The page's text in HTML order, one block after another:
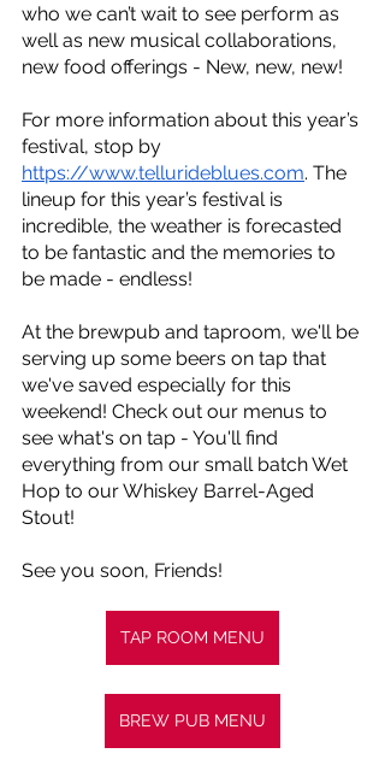
who we can’t wait to see perform as
well as new musical collaborations,
new food offerings - New, new, new!
For more information about this year’s
festival, stop by
https://www.tellurideblues.com. The
lineup for this year’s festival is
incredible, the weather is forecasted
to be fantastic and the memories to
be made - endless!
At the brewpub and taproom, we'll be
serving up some beers on tap that
we've saved especially for this
weekend! Check out our menus to
see what's on tap - You'll find
everything from our small batch Wet
Hop to our Whiskey Barrel-Aged
Stout!
See you soon, Friends!
TAP ROOM MENU
BREW PUB MENU